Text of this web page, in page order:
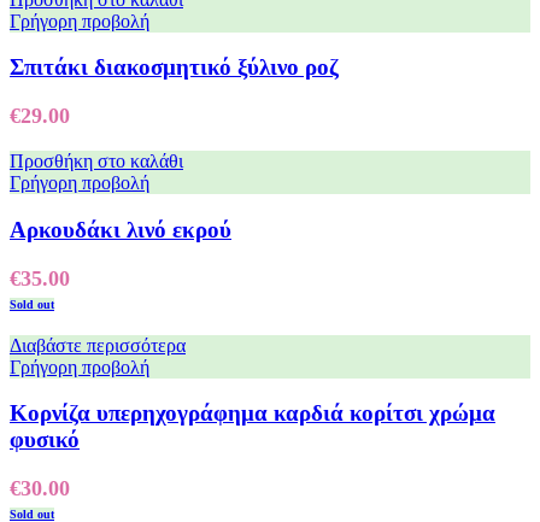
Γρήγορη προβολή
Σπιτάκι διακοσμητικό ξύλινο ροζ
€29.00
Προσθήκη στο καλάθι
Γρήγορη προβολή
Αρκουδάκι λινό εκρού
€35.00
Sold out
Διαβάστε περισσότερα
Γρήγορη προβολή
Κορνίζα υπερηχογράφημα καρδιά κορίτσι χρώμα
φυσικό
€30.00
Sold out